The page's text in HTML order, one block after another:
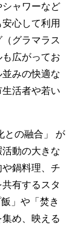
ャワーなど
心して利用
グラマラス
広がってお
みの快適な
活者や若い
との融合」 が
動の大きな
鍋料理、チ
有するスタ
」や「焚き
め、映える